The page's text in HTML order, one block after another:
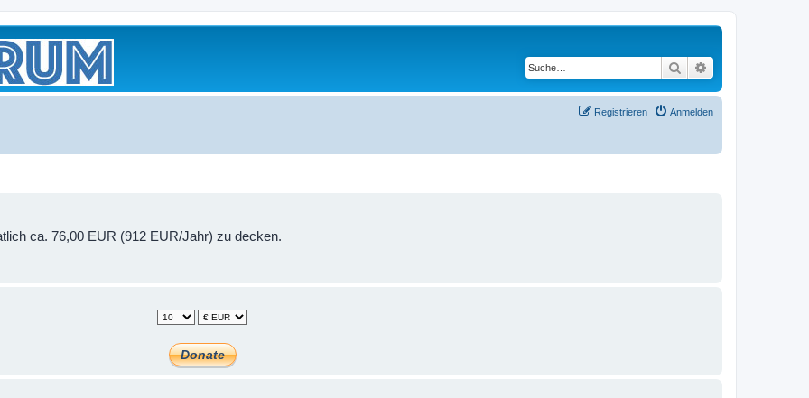
Suche
Anmelden
Registrieren
ca. 76,00 EUR (912 EUR/Jahr) zu decken.